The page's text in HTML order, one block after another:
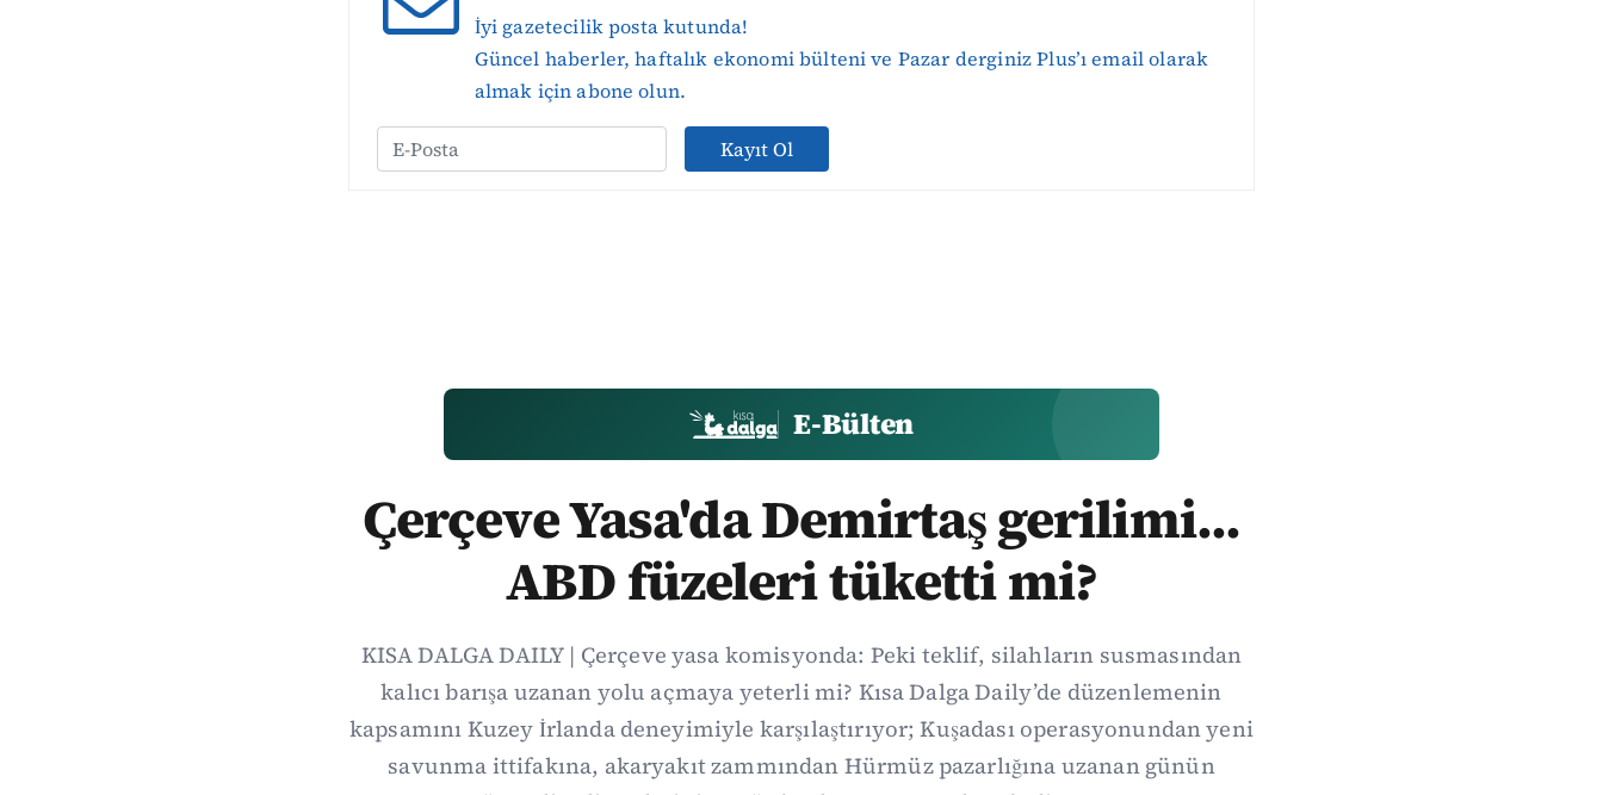
İyi gazetecilik posta kutunda!
Güncel haberler, haftalık ekonomi bülteni ve Pazar derginiz Plus’ı email olarak
almak için abone olun.
Kayıt Ol
E-Bülten
Çerçeve Yasa'da Demirtaş gerilimi...
ABD füzeleri tüketti mi?
KISA DALGA DAILY | Çerçeve yasa komisyonda: Peki teklif, silahların susmasından
kalıcı barışa uzanan yolu açmaya yeterli mi? Kısa Dalga Daily’de düzenlemenin
kapsamını Kuzey İrlanda deneyimiyle karşılaştırıyor; Kuşadası operasyonundan yeni
savunma ittifakına, akaryakıt zammından Hürmüz pazarlığına uzanan günün